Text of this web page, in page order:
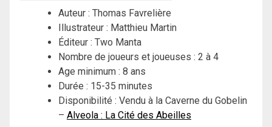
Auteur : Thomas Favrelière
Illustrateur : Matthieu Martin
Éditeur : Two Manta
Nombre de joueurs et joueuses : 2 à 4
Age minimum : 8 ans
Durée : 15-35 minutes
Disponibilité : Vendu à la Caverne du Gobelin
– Alveola : La Cité des Abeilles